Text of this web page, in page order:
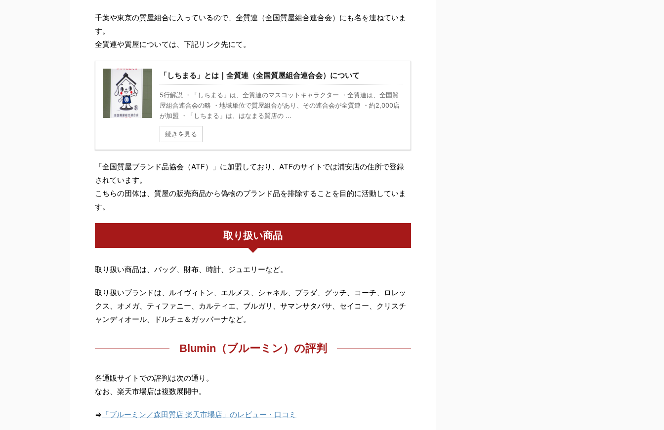
千葉や東京の質屋組合に入っているので、全質連（全国質屋組合連合会）にも名を連ねていま
す。
全質連や質屋については、下記リンク先にて。
「しちまる」とは｜全質連（全国質屋組合連合会）について
5行解説 ・「しちまる」は、全質連のマスコットキャラクター ・全質連は、全国質
屋組合連合会の略 ・地域単位で質屋組合があり、その連合会が全質連 ・約2,000店
が加盟 ・「しちまる」は、はなまる質店の ...
続きを見る
「全国質屋ブランド品協会（ATF）」に加盟しており、ATFのサイトでは浦安店の住所で登録
されています。
こちらの団体は、質屋の販売商品から偽物のブランド品を排除することを目的に活動していま
す。
取り扱い商品
取り扱い商品は、バッグ、財布、時計、ジュエリーなど。
取り扱いブランドは、ルイヴィトン、エルメス、シャネル、プラダ、グッチ、コーチ、ロレッ
クス、オメガ、ティファニー、カルティエ、ブルガリ、サマンサタバサ、セイコー、クリスチ
ャンディオール、ドルチェ＆ガッバーナなど。
Blumin（ブルーミン）の評判
各通販サイトでの評判は次の通り。
なお、楽天市場店は複数展開中。
⇒ 「ブルーミン／森田質店 楽天市場店」のレビュー・口コミ